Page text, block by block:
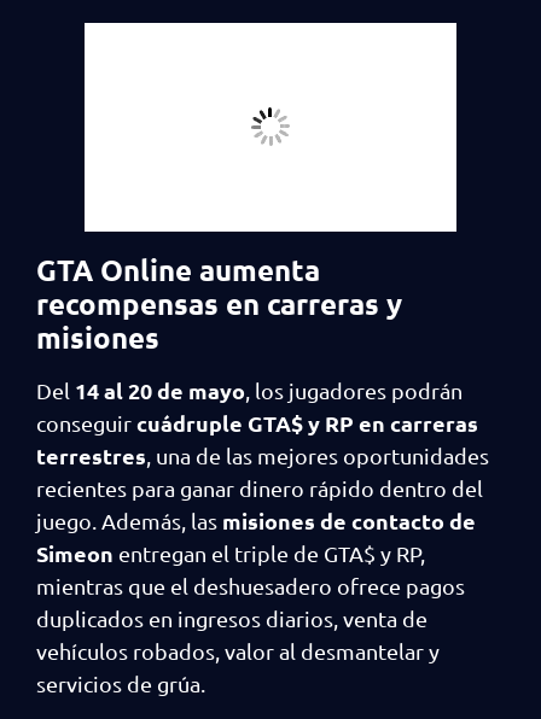
GTA Online aumenta
recompensas en carreras y
misiones
Del 14 al 20 de mayo , los jugadores podrán
conseguircuádruple GTA$ y RP en carreras
terrestres , una de las mejores oportunidades
recientes para ganar dinero rápido dentro del
juego. Además, las misiones de contacto de
Simeon entregan el triple de GTA$ y RP,
mientras que el deshuesadero ofrece pagos
duplicados en ingresos diarios, venta de
vehículos robados, valor al desmantelar y
servicios de grúa.